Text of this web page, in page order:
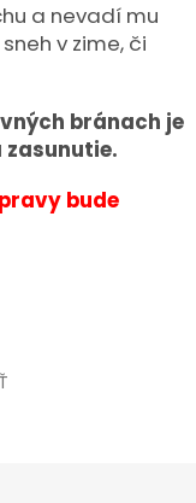
a nevadí mu
v zime, či
bránach je
bude